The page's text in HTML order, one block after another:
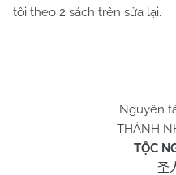
tôi theo 2 sách trên sửa lại.
Huỳnh
Quy Nhơn
Nguyên
THÁNH
TỘC
圣